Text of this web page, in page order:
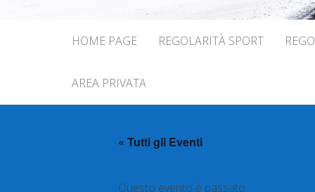
HOME PAGE REGOLARITÀ SPORT
AREA PRIVATA
« Tutti gli Eventi
Questo evento è passato.